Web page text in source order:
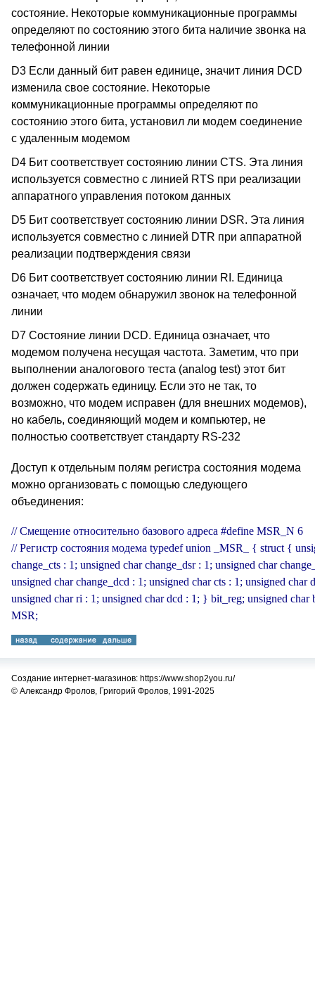
состояние. Некоторые коммуникационные программы
определяют по состоянию этого бита наличие звонка на
телефонной линии
D3 Если данный бит равен единице, значит линия DCD
изменила свое состояние. Некоторые
коммуникационные программы определяют по
состоянию этого бита, установил ли модем соединение
с удаленным модемом
D4 Бит соответствует состоянию линии CTS. Эта линия
используется совместно с линией RTS при реализации
аппаратного управления потоком данных
D5 Бит соответствует состоянию линии DSR. Эта линия
используется совместно с линией DTR при аппаратной
реализации подтверждения связи
D6 Бит соответствует состоянию линии RI. Единица
означает, что модем обнаружил звонок на телефонной
линии
D7 Состояние линии DCD. Единица означает, что
модемом получена несущая частота. Заметим, что при
выполнении аналогового теста (analog test) этот бит
должен содержать единицу. Если это не так, то
возможно, что модем исправен (для внешних модемов),
но кабель, соединяющий модем и компьютер, не
полностью соответствует стандарту RS-232
Доступ к отдельным полям регистра состояния модема
можно организовать с помощью следующего
объединения:
// Смещение относительно базового адреса #define MSR_N 6
// Регистр состояния модема typedef union _MSR_ { struct {
change_cts : 1; unsigned char change_dsr : 1; unsigned char
unsigned char change_dcd : 1; unsigned char cts : 1; unsigned char
unsigned char ri : 1; unsigned char dcd : 1; } bit_reg; unsigned
MSR;
Создание интернет-магазинов: https://www.shop2you.ru/
© Александр Фролов, Григорий Фролов, 1991-2025